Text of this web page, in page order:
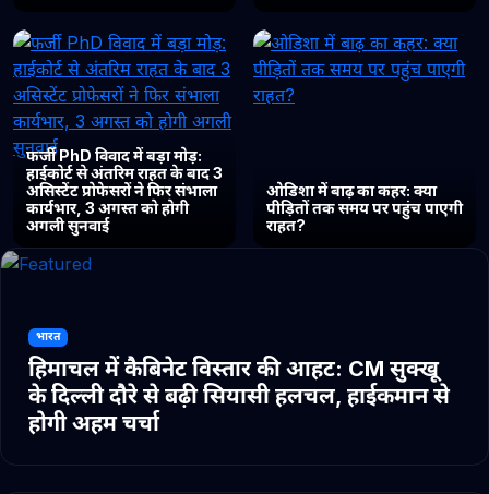
फर्जी PhD विवाद में बड़ा मोड़:
हाईकोर्ट से अंतरिम राहत के बाद 3
असिस्टेंट प्रोफेसरों ने फिर संभाला
कार्यभार, 3 अगस्त को होगी
अगली सुनवाई
ओडिशा में बाढ़ का कहर: क्या
पीड़ितों तक समय पर पहुंच पाएगी
राहत?
भारत
हिमाचल में कैबिनेट विस्तार की आहट: CM सुक्खू
के दिल्ली दौरे से बढ़ी सियासी हलचल, हाईकमान से
होगी अहम चर्चा